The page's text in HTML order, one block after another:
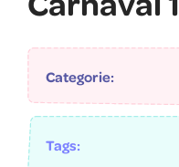
Categorie:
Tags: